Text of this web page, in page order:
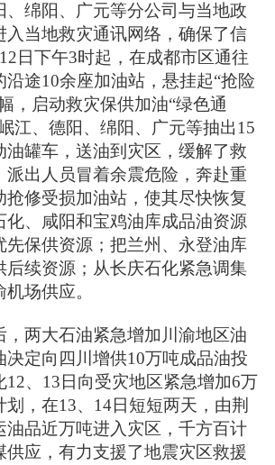
、绵阳、广元等分公司与当地政
入当地救灾通讯网络，确保了信
日下午3时起，在成都市区通往
途10余座加油站，悬挂起“抢险
，启动救灾保供加油“绿色通
江、德阳、绵阳、广元等抽出15
油罐车，送油到灾区，缓解了救
派出人员冒着余震危险，奔赴重
抢修受损加油站，使其尽快恢复
化、咸阳和宝鸡油库成品油资源
先保供资源；把兰州、永登油库
后续资源；从长庆石化紧急调集
场供应。
两大石油紧急增加川渝地区油
决定向四川增供10万吨成品油投
12、13日向受灾地区紧急增加6万
，在13、14日短短两天，由荆
油品近万吨进入灾区，千方百计
供应，有力支援了地震灾区救援